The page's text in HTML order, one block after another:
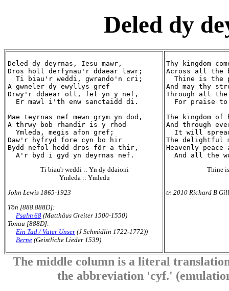
Deled dy
Deled dy deyrnas, Iesu mawr,
Dros holl derfynau'r ddaear lawr;
  Ti biau'r weddi, gwrando'n cri;
A gwneler dy ewyllys gref
Drwy'r ddaear oll, fel yn y nef,
  Er mawl i'th enw sanctaidd di.
Mae teyrnas nef mewn grym yn dod,
A thrwy bob rhandir is y rhod
  Ymleda, megis afon gref;
Daw'r hyfryd fore cyn bo hir
Bydd nefol hedd dros fôr a thir,
Ti biau'r weddi :: Yn dy ddaioni
Ymleda :: Ymledu
John Lewis 1865-1923
Tôn [888.888D]:
Psalm 68 (Matthäus Greiter 1500-1550)
Tonau [888D]:
Ein Tad / Vater Unser (J Schmidlin 1722-1772))
Berne (Geistliche Lieder 1539)
Thy kingdom
Across all the
Thine is the
And may thy
Through all
For praise
The kingdom
And through
It will
The delightful
Heavenly
Thine
tr. 2010 Richard B
The middle column is a literal
the abbreviation 'cyf.'